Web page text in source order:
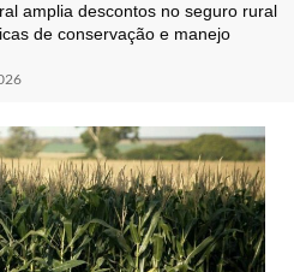
amplia descontos no seguro rural
de conservação e manejo